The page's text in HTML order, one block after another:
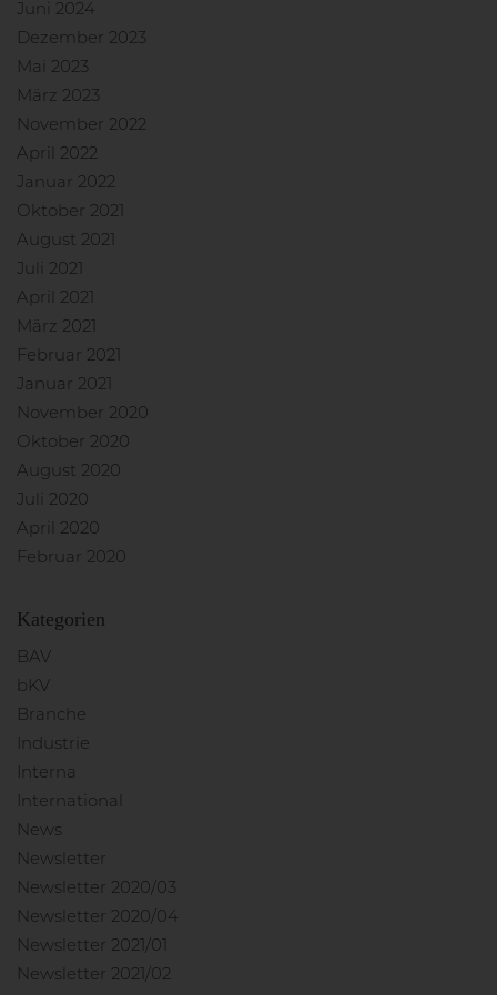
Juni 2024
Dezember 2023
Mai 2023
März 2023
November 2022
April 2022
Januar 2022
Oktober 2021
August 2021
Juli 2021
April 2021
März 2021
Februar 2021
Januar 2021
November 2020
Oktober 2020
August 2020
Juli 2020
April 2020
Februar 2020
Kategorien
BAV
bKV
Branche
Industrie
Interna
International
News
Newsletter
Newsletter 2020/03
Newsletter 2020/04
Newsletter 2021/01
Newsletter 2021/02